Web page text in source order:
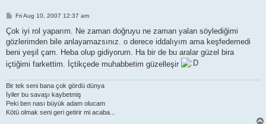
P
s
Fri Aug 10, 2007 12:37 am
Çok iyi rol yaparım. Ne zaman doğruyu ne zaman yalan söylediğimi
gözlerimden bile anlayamazsınız. o derece iddalıyım ama keşfedemedi
beni yeşil çam. Heba olup gidiyorum. Ha bir de bu aralar güzel bira
içtiğimi farkettim. İçtikçede muhabbetim güzelleşir
Bir tek seni bana çok gördü dünya
İyiler bu savaşı kaybetmiş
Peki ben nası büyük adam olucam
Kötü olmak seni geri getirir mi acaba...